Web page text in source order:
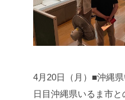
4月20日（月）■沖縄
日目沖縄県いるま市